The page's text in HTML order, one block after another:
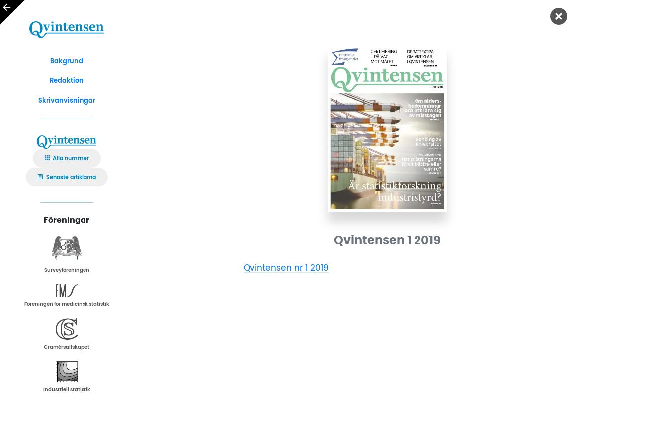
Bakgrund
Redaktion
Skrivanvisningar
Alla nummer
Senaste artiklarna
Föreningar
Surveyföreningen
Föreningen för medicinsk statistik
Cramérsällskapet
Industriell statistik
Qvintensen 1 2019
Qvintensen nr 1 2019